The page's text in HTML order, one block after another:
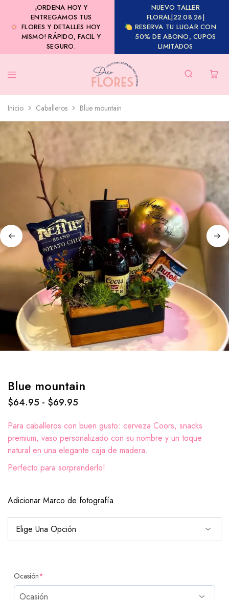
¡ORDENA HOY Y
ENTREGAMOS TUS
FLORES Y DETALLES HOY
MISMO! RÁPIDO, FACIL Y
SEGURO.
NUEVO TALLER
FLORAL|22.08.26|
RESERVA TU LUGAR CON
50% DE ABONO, CUPOS
LIMITADOS
Inicio Caballeros Blue mountain
Blue mountain
$64.95 - $69.95
Para caballeros con buen gusto: cerveza Coors, snacks
premium, vaso personalizado con su nombre y un toque
natural en una elegante caja de madera.
Perfecto para sorprenderlo!
Adicionar Marco de fotografía
Ocasión*